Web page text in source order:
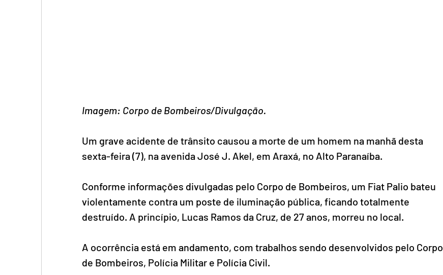
Imagem: Corpo de Bombeiros/Divulgação.
Um grave acidente de trânsito causou a morte de um homem na manhã desta
sexta-feira (7), na avenida José J. Akel, em Araxá, no Alto Paranaíba.
Conforme informações divulgadas pelo Corpo de Bombeiros, um Fiat Palio bateu
violentamente contra um poste de iluminação pública, ficando totalmente
destruído. A princípio, Lucas Ramos da Cruz, de 27 anos, morreu no local.
A ocorrência está em andamento, com trabalhos sendo desenvolvidos pelo Corpo
de Bombeiros, Polícia Militar e Polícia Civil.